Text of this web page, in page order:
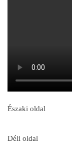
Északi oldal
Déli oldal